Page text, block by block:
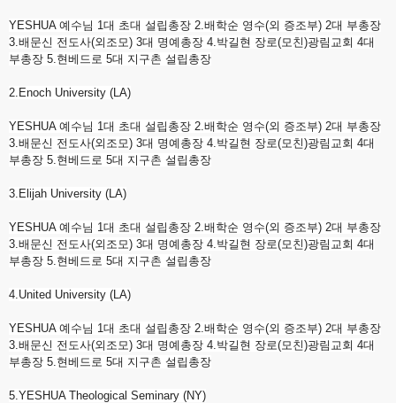
YESHUA 예수님 1대 초대 설립총장 2.배학순 영수(외 증조부) 2대 부총장
3.배문신 전도사(외조모) 3대 명예총장 4.박길현 장로(모친)광림교회 4대
부총장 5.현베드로 5대 지구촌 설립총장
2.Enoch University (LA)
YESHUA 예수님 1대 초대 설립총장 2.배학순 영수(외 증조부) 2대 부총장
3.배문신 전도사(외조모) 3대 명예총장 4.박길현 장로(모친)광림교회 4대
부총장 5.현베드로 5대 지구촌 설립총장
3.Elijah University (LA)
YESHUA 예수님 1대 초대 설립총장 2.배학순 영수(외 증조부) 2대 부총장
3.배문신 전도사(외조모) 3대 명예총장 4.박길현 장로(모친)광림교회 4대
부총장 5.현베드로 5대 지구촌 설립총장
4.United University (LA)
YESHUA 예수님 1대 초대 설립총장 2.배학순 영수(외 증조부) 2대 부총장
3.배문신 전도사(외조모) 3대 명예총장 4.박길현 장로(모친)광림교회 4대
부총장 5.현베드로 5대 지구촌 설립총장
5.YESHUA Theological Seminary (NY)